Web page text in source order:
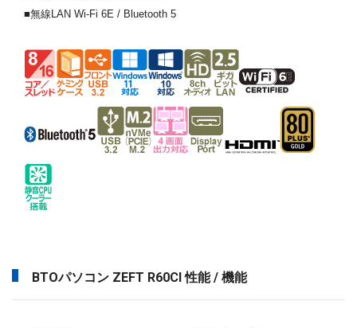
■無線LAN Wi-Fi 6E / Bluetooth 5
BTOパソコン ZEFT R60CI 性能 / 機能